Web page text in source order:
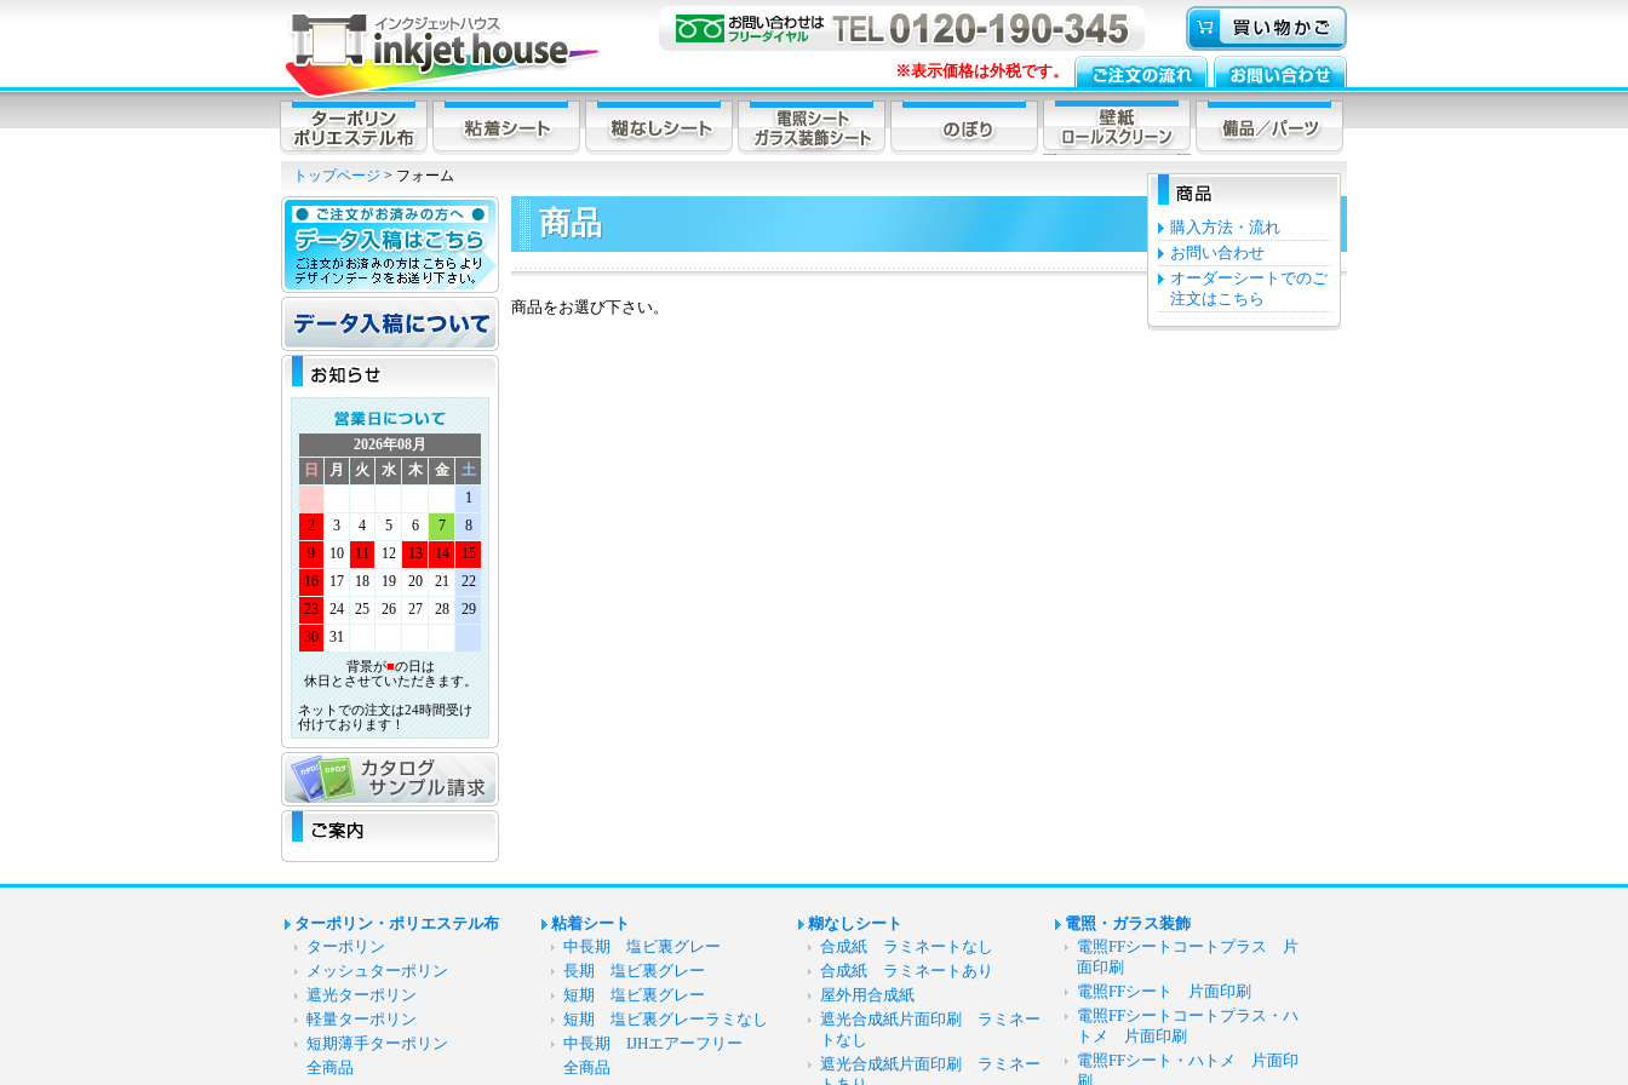
※表示価格は外税です。
トップページ > フォーム
2026年08月
日
月 火 水 木 金
土
1
2
3 4 5 6 7
8
9
10 11 12 13 14
15
16
17 18 19 20 21
22
23
24 25 26 27 28
29
30
31
背景が■の日は
休日とさせていただきます。
ネットでの注文は24時間受け
付けております！
商品
購入方法・流れ
お問い合わせ
オーダーシートでのご
注文はこちら
商品をお選び下さい。
ターポリン・ポリエステル布
ターポリン
メッシュターポリン
遮光ターポリン
軽量ターポリン
短期薄手ターポリン
全商品
粘着シート
中長期 塩ビ裏グレー
長期 塩ビ裏グレー
短期 塩ビ裏グレー
短期 塩ビ裏グレーラミなし
中長期 IJHエアーフリー
全商品
糊なしシート
合成紙 ラミネートなし
合成紙 ラミネートあり
屋外用合成紙
遮光合成紙片面印刷 ラミネー
トなし
遮光合成紙片面印刷 ラミネー
電照・ガラス装飾
電照FFシートコートプラス 片
面印刷
電照FFシート 片面印刷
電照FFシートコートプラス・ハ
トメ 片面印刷
電照FFシート・ハトメ 片面印
刷